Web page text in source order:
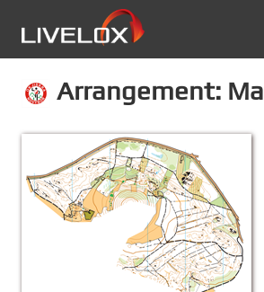
Arrangement: